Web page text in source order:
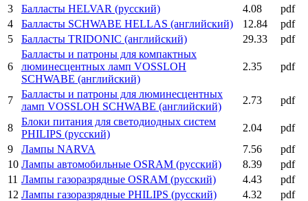
3
Балласты HELVAR (русский) 4.08
pdf
4
Балласты SCHWABE HELLAS (английский) 12.84
pdf
5
Балласты TRIDONIC (английский) 29.33 pdf
6
Балласты и патроны для компактных
люминесцентных ламп VOSSLOH
SCHWABE (английский)
2.35 pdf
7
Балласты и патроны для люминесцентных
ламп VOSSLOH SCHWABE (английский)
2.73 pdf
8
Блоки питания для светодиодных систем
PHILIPS (русский)
2.04
pdf
9
Лампы NARVA 7.56
pdf
10 Лампы автомобильные OSRAM (русский) 8.39
pdf
11 Лампы газоразрядные OSRAM (русский) 4.43
pdf
12 Лампы газоразрядные PHILIPS (русский) 4.32
pdf